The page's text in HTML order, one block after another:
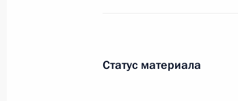
«Президент России –
Статус материала